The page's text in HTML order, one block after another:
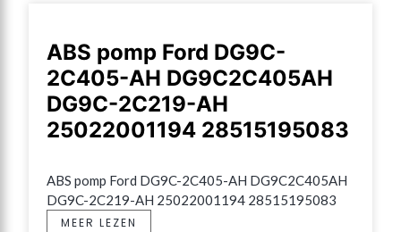
ABS pomp Ford DG9C-
2C405-AH DG9C2C405AH
DG9C-2C219-AH
25022001194 28515195083
ABS pomp Ford DG9C-2C405-AH DG9C2C405AH
DG9C-2C219-AH 25022001194 28515195083
MEER LEZEN